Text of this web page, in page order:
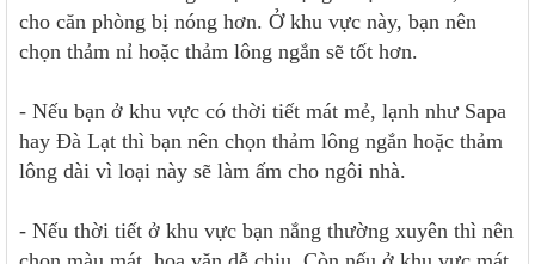
cho căn phòng bị nóng hơn. Ở khu vực này, bạn nên
chọn thảm nỉ hoặc thảm lông ngắn sẽ tốt hơn.
- Nếu bạn ở khu vực có thời tiết mát mẻ, lạnh như Sapa
hay Đà Lạt thì bạn nên chọn thảm lông ngắn hoặc thảm
lông dài vì loại này sẽ làm ấm cho ngôi nhà.
- Nếu thời tiết ở khu vực bạn nắng thường xuyên thì nên